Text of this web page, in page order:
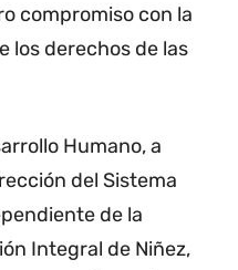
compromiso con la
los derechos de las
Humano, a
del Sistema
de la
Integral de Niñez,